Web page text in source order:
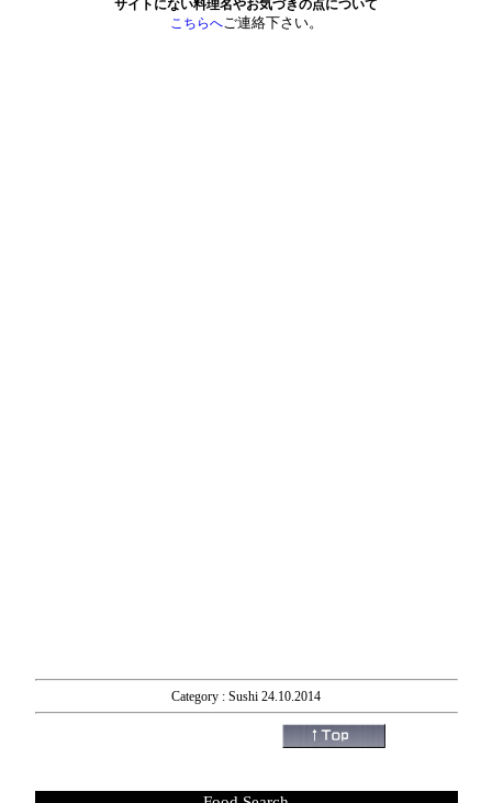
サイトにない料理名やお気づきの点について
こちらへご連絡下さい。
Category : Sushi 24.10.2014